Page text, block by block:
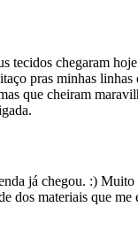
tecidos chegaram
pras minhas linhas
que cheiram
já chegou. :)
dos materiais que me